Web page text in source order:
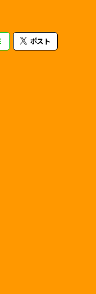
ポスト